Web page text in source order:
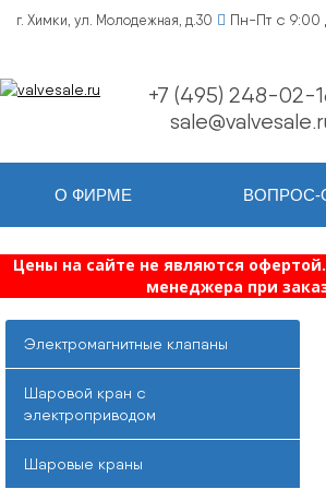
г. Химки, ул. Молодежная, д.30 Пн-Пт с 9:00
+7 (495) 248-02-
О ФИРМЕ ВОПРОС-
Цены на сайте не являются
менеджера при
Электромагнитные клапаны
Шаровой кран с
электроприводом
Шаровые краны